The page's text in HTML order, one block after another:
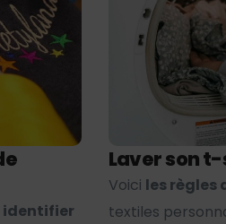
identifier
Laver son
Voici les règles
textiles